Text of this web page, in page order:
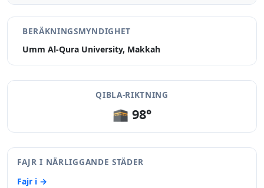
BERÄKNINGSMYNDIGHET
Umm Al-Qura University, Makkah
QIBLA-RIKTNING
🕋 98°
FAJR I NÄRLIGGANDE STÄDER
Fajr i →